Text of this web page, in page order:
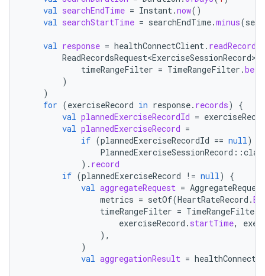
val searchEndTime = Instant.now()
val searchStartTime = searchEndTime.minus(
val response = healthConnectClient. readRecords
ReadRecordsRequest<ExerciseSessionRecord>
timeRangeFilter = TimeRangeFilter .
)
)
for (exerciseRecord in response. records)
{
val plannedExerciseRecordId =
val plannedExerciseRecord =
if (plannedExerciseRecordId == null)
PlannedExerciseSessionRecord ::
). record
if (plannedExerciseRecord != null)
{
val aggregateRequest = AggregateRequest
metrics = setOf(HeartRateRecord .
timeRangeFilter = TimeRangeFilter
exerciseRecord . startTime,
),
)
val aggregationResult =